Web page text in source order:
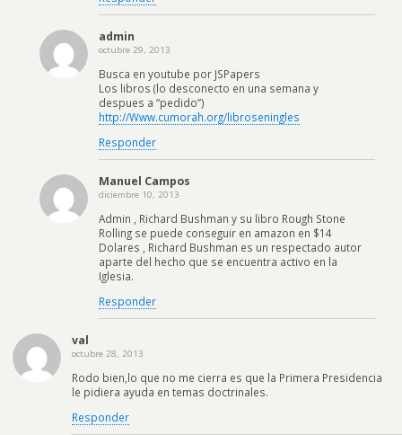
admin
octubre 29, 2013
Busca en youtube por JSPapers
Los libros (lo desconecto en una semana y
despues a “pedido”)
http://Www.cumorah.org/libroseningles
Responder
Manuel Campos
diciembre 10, 2013
Admin , Richard Bushman y su libro Rough Stone
Rolling se puede conseguir en amazon en $14
Dolares , Richard Bushman es un respectado autor
aparte del hecho que se encuentra activo en la
Iglesia.
Responder
val
octubre 28, 2013
Rodo bien,lo que no me cierra es que la Primera Presidencia
le pidiera ayuda en temas doctrinales.
Responder